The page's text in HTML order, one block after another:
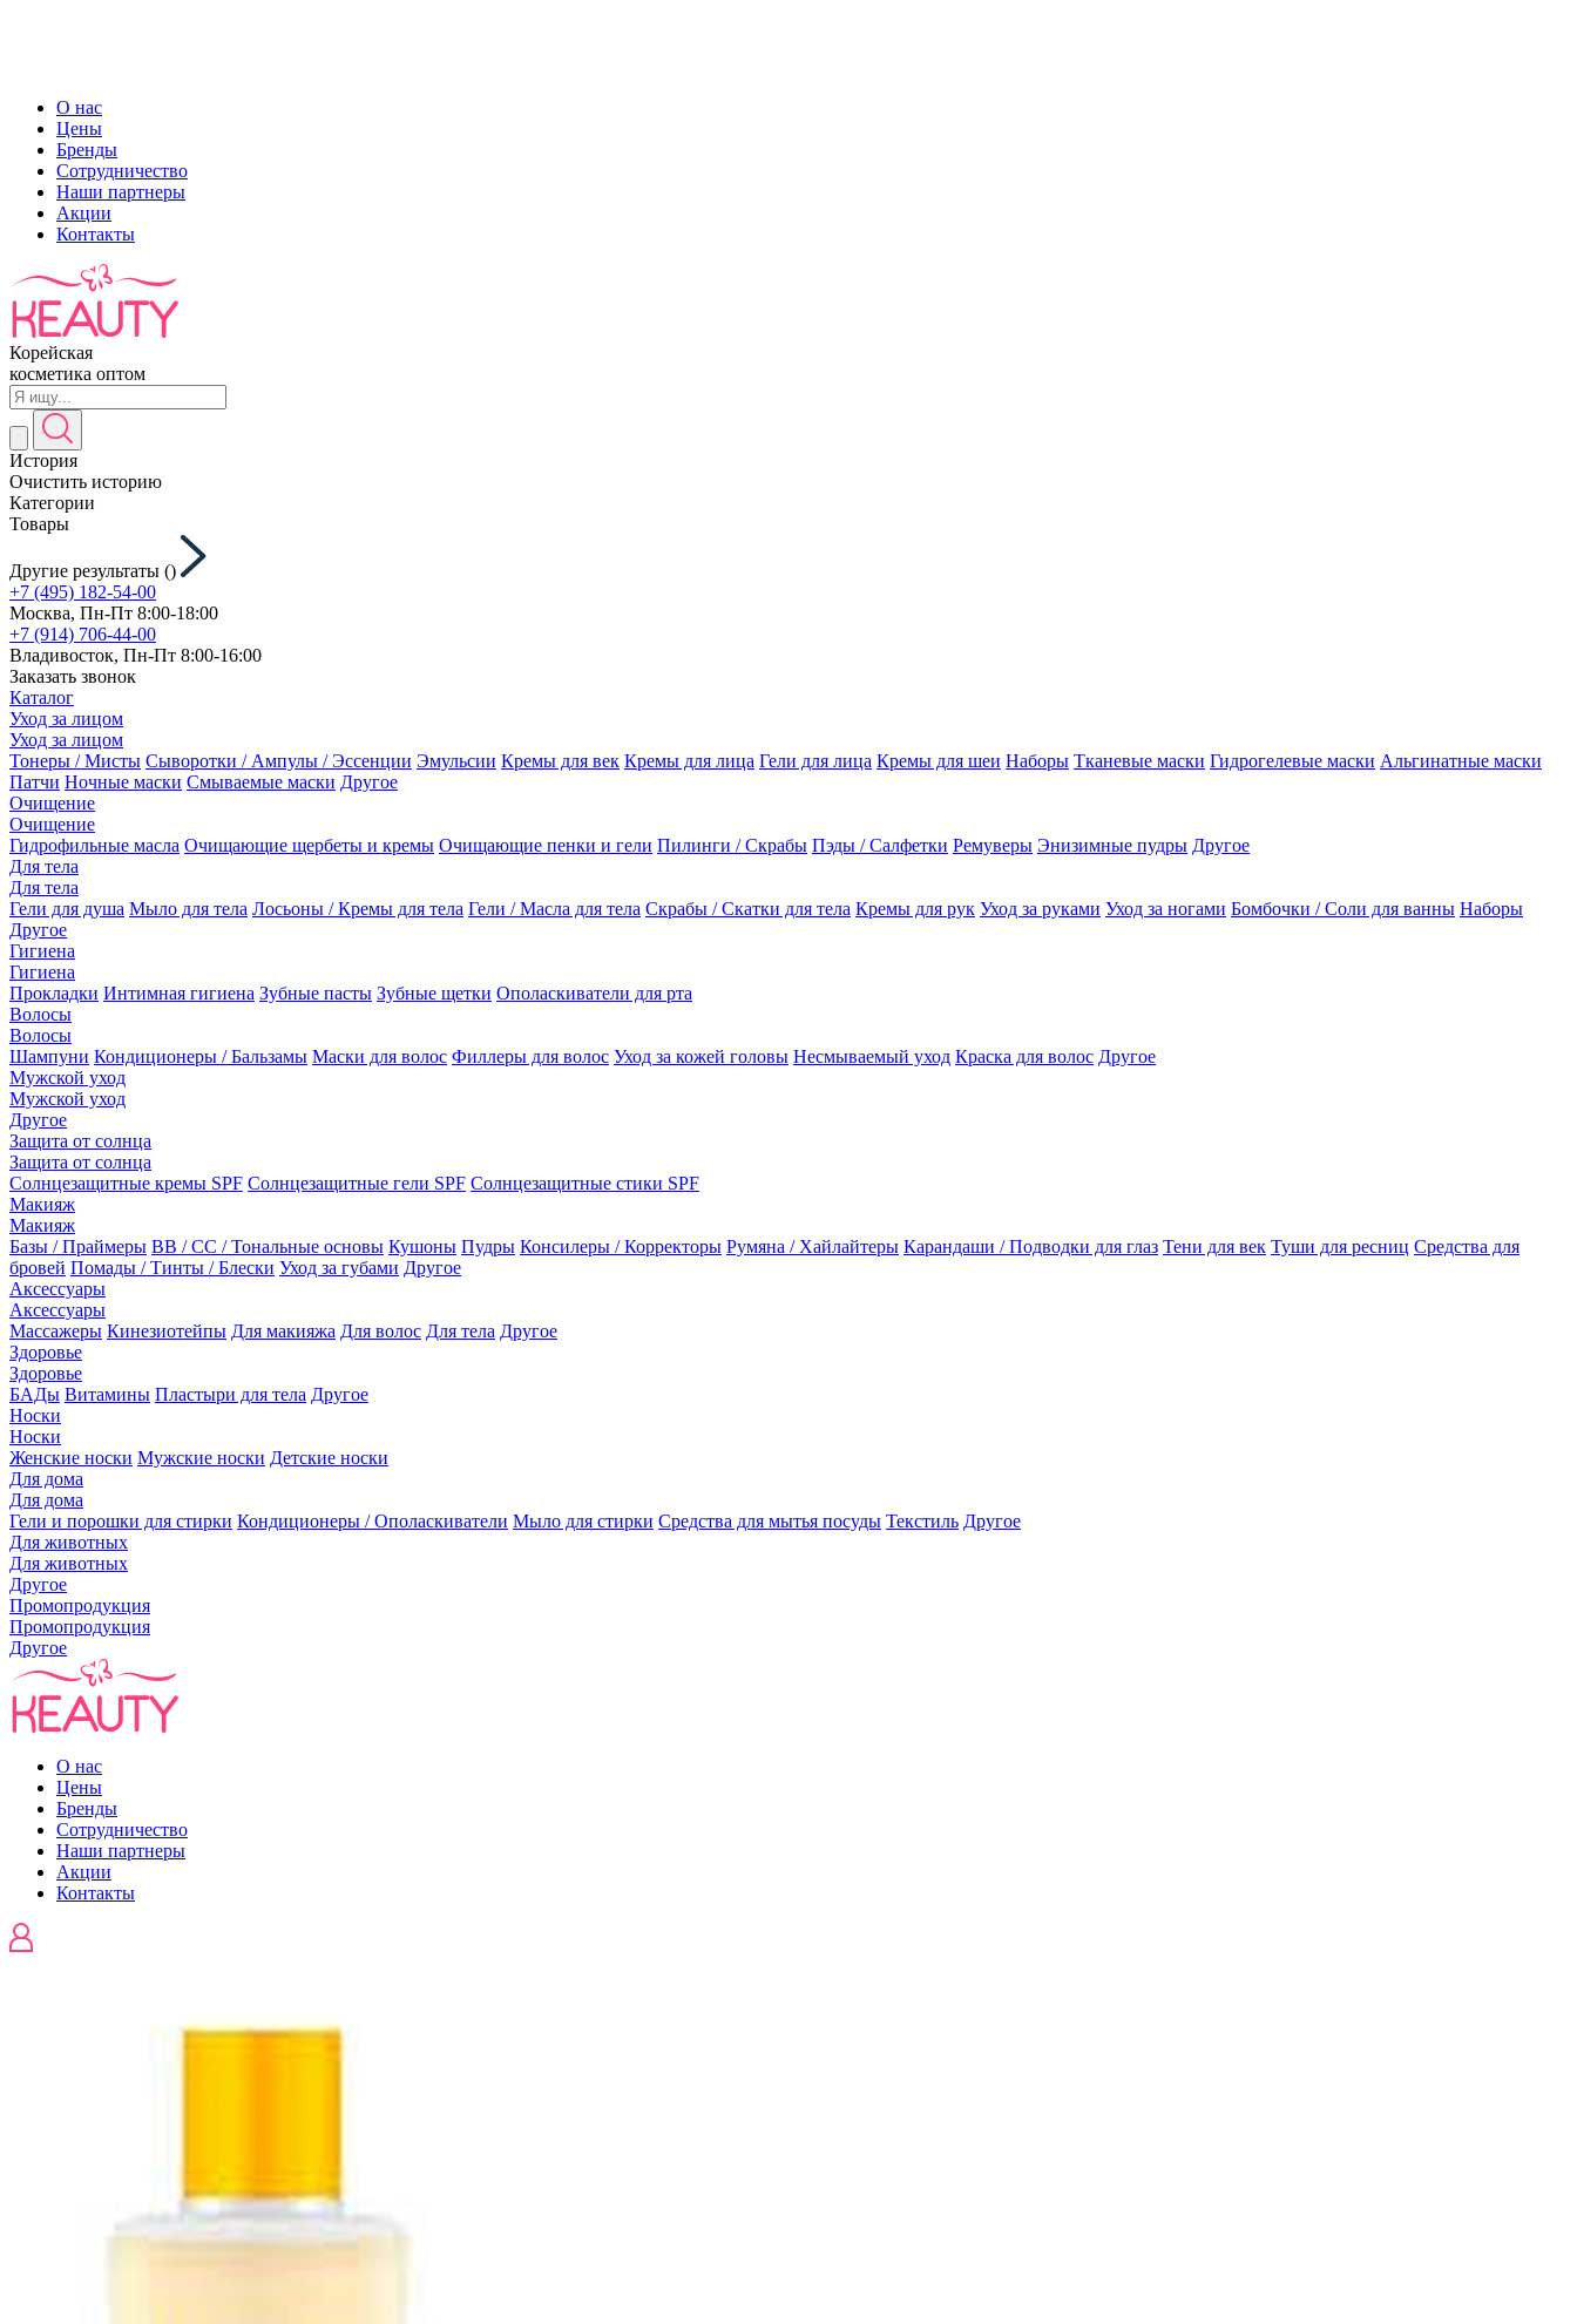
О нас
Цены
Бренды
Сотрудничество
Наши партнеры
Акции
Контакты
Корейская
косметика оптом
История
Очистить историю
Категории
Товары
Другие результаты ()
+7 (495) 182-54-00
Москва, Пн-Пт 8:00-18:00
+7 (914) 706-44-00
Владивосток, Пн-Пт 8:00-16:00
Заказать звонок
Каталог
Уход за лицом
Уход за лицом
Тонеры / Мисты Сыворотки / Ампулы / Эссенции Эмульсии Кремы для век Кремы для лица Гели для лица Кремы для шеи Наборы Тканевые маски Гидрогелевые маски Альгинатные маски
Патчи Ночные маски Смываемые маски Другое
Очищение
Очищение
Гидрофильные масла Очищающие щербеты и кремы Очищающие пенки и гели Пилинги / Скрабы Пэды / Салфетки Ремуверы Энизимные пудры Другое
Для тела
Для тела
Гели для душа Мыло для тела Лосьоны / Кремы для тела Гели / Масла для тела Скрабы / Скатки для тела Кремы для рук Уход за руками Уход за ногами Бомбочки / Соли для ванны Наборы
Другое
Гигиена
Гигиена
Прокладки Интимная гигиена Зубные пасты Зубные щетки Ополаскиватели для рта
Волосы
Волосы
Шампуни Кондиционеры / Бальзамы Маски для волос Филлеры для волос Уход за кожей головы Несмываемый уход Краска для волос Другое
Мужской уход
Мужской уход
Другое
Защита от солнца
Защита от солнца
Солнцезащитные кремы SPF Солнцезащитные гели SPF Солнцезащитные стики SPF
Макияж
Макияж
Базы / Праймеры BB / CC / Тональные основы Кушоны Пудры Консилеры / Корректоры Румяна / Хайлайтеры Карандаши / Подводки для глаз Тени для век Туши для ресниц Средства для
бровей Помады / Тинты / Блески Уход за губами Другое
Аксессуары
Аксессуары
Массажеры Кинезиотейпы Для макияжа Для волос Для тела Другое
Здоровье
Здоровье
БАДы Витамины Пластыри для тела Другое
Носки
Носки
Женские носки Мужские носки Детские носки
Для дома
Для дома
Гели и порошки для стирки Кондиционеры / Ополаскиватели Мыло для стирки Средства для мытья посуды Текстиль Другое
Для животных
Для животных
Другое
Промопродукция
Промопродукция
Другое
О нас
Цены
Бренды
Сотрудничество
Наши партнеры
Акции
Контакты